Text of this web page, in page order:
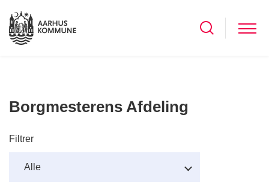
Borgmesterens Afdeling
Filtrer